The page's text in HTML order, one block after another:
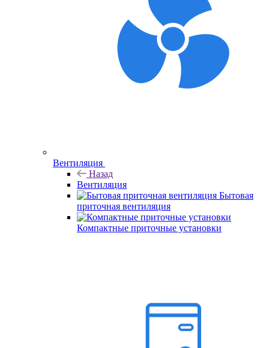
Вентиляция
Назад
Вентиляция
Бытовая
приточная вентиляция
Компактные приточные установки